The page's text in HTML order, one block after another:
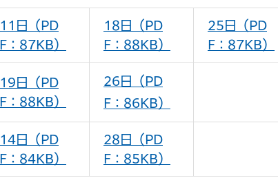
11日（PD
F：87KB）
18日（PD
F：88KB）
25日（PD
F：87KB）
19日（PD
F：88KB）
26日（PD
F：86KB）
14日（PD
F：84KB）
28日（PD
F：85KB）